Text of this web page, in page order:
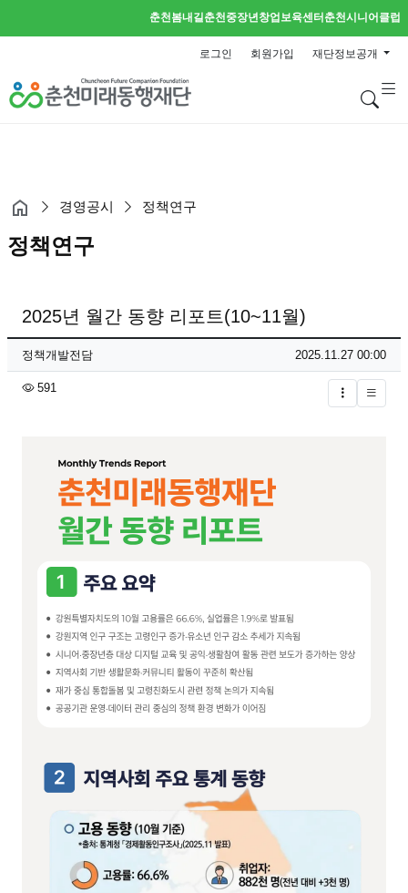
춘천봄내길춘천중장년창업보육센터 춘천시니어클럽
로그인 회원가입 재단정보공개
검
경영공시 정책연구
정책연구
2025년 월간 동향 리포트(10~11월)
페이지 정보
작성자
정책개발전담 작성일
2025.11.27 00:00
591
글버튼